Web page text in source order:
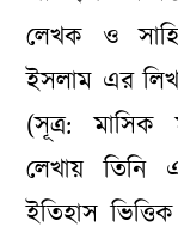
লেখক ও
ইসলাম এর
(সূত্র: মাসিক
লেখায় তিনি
ইতিহাস